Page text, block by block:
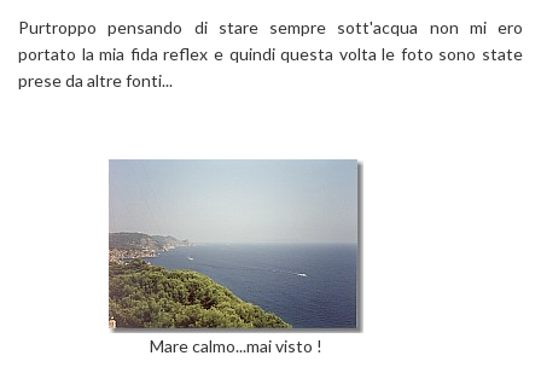
Purtroppo pensando di stare sempre sott'acqua non mi ero
portato la mia fida reflex e quindi questa volta le foto sono state
prese da altre fonti...
Mare calmo...mai visto !